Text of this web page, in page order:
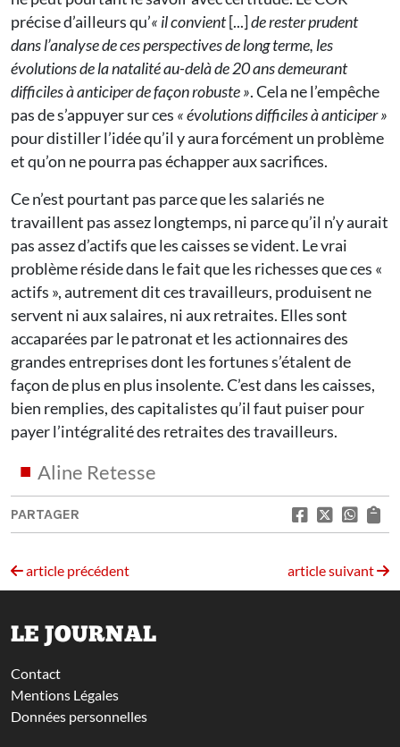
précise d’ailleurs qu’« il convient[...]de rester prudent
dans l’analyse de ces perspectives de long terme, les
évolutions de la natalité au-delà de 20 ans demeurant
difficiles à anticiper de façon robuste ». Cela ne l’empêche
pas de s’appuyer sur ces « évolutions difficiles à anticiper »
pour distiller l’idée qu’il y aura forcément un problème
et qu’on ne pourra pas échapper aux sacrifices.
Ce n’est pourtant pas parce que les salariés ne
travaillent pas assez longtemps, ni parce qu’il n’y aurait
pas assez d’actifs que les caisses se vident. Le vrai
problème réside dans le fait que les richesses que ces «
actifs », autrement dit ces travailleurs, produisent ne
servent ni aux salaires, ni aux retraites. Elles sont
accaparées par le patronat et les actionnaires des
grandes entreprises dont les fortunes s’étalent de
façon de plus en plus insolente. C’est dans les caisses,
bien remplies, des capitalistes qu’il faut puiser pour
payer l’intégralité des retraites des travailleurs.
Aline Retesse
PARTAGER
article précédent article suivant
LE JOURNAL
Contact
Mentions Légales
Données personnelles